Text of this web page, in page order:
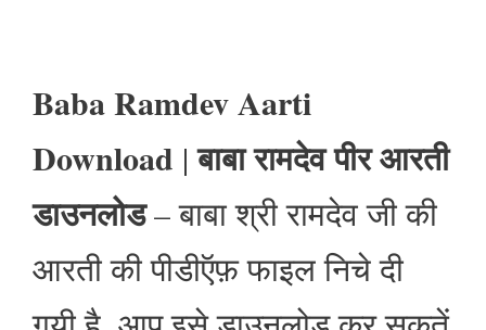
Baba Ramdev Aarti
Download |बाबा रामदेव पीर आरती
डाउनलोड– बाबा श्री रामदेव जी की
आरती की पीडीऍफ़ फाइल निचे दी